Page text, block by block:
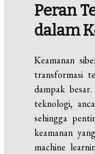
Peran
dalam
Keamanan
transformasi
dampak
teknologi,
sehingga
keamanan
machine